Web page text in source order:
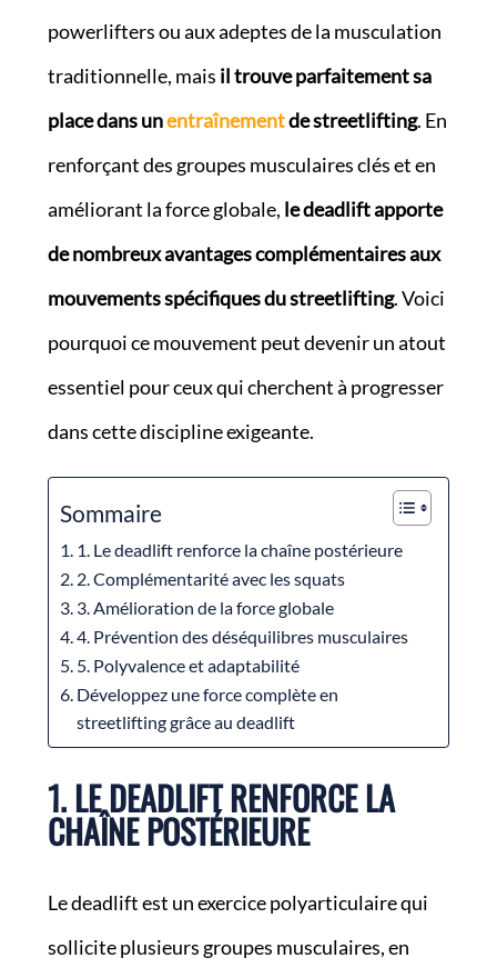
powerlifters ou aux adeptes de la musculation
traditionnelle, mais il trouve parfaitement sa
place dans unentraînementde streetlifting. En
renforçant des groupes musculaires clés et en
améliorant la force globale, le deadlift apporte
de nombreux avantages complémentaires aux
mouvements spécifiques du streetlifting. Voici
pourquoi ce mouvement peut devenir un atout
essentiel pour ceux qui cherchent à progresser
dans cette discipline exigeante.
Sommaire
1. Le deadlift renforce la chaîne postérieure
2. Complémentarité avec les squats
3. Amélioration de la force globale
4. Prévention des déséquilibres musculaires
5. Polyvalence et adaptabilité
Développez une force complète en
streetlifting grâce au deadlift
1. LE DEADLIFT RENFORCE LA
CHAÎNE POSTÉRIEURE
Le deadlift est un exercice polyarticulaire qui
sollicite plusieurs groupes musculaires, en